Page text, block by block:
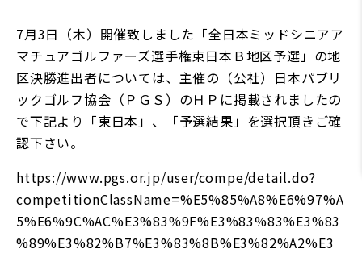
7月3日（木）開催致しました「全日本ミッドシニアア
マチュアゴルファーズ選手権東日本Ｂ地区予選」の地
区決勝進出者については、主催の（公社）日本パブリ
ックゴルフ協会（ＰＧＳ）のＨＰに掲載されましたの
で下記より「東日本」、「予選結果」を選択頂きご確
認下さい。
https://www.pgs.or.jp/user/compe/detail.do?
competitionClassName=%E5%85%A8%E6%97%A
5%E6%9C%AC%E3%83%9F%E3%83%83%E3%83
%89%E3%82%B7%E3%83%8B%E3%82%A2%E3